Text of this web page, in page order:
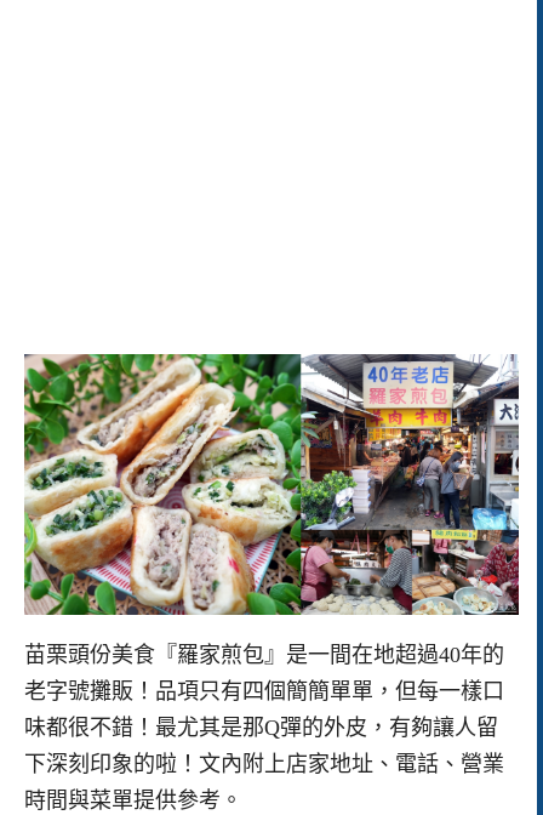
苗栗頭份美食『羅家煎包』是一間在地超過40年的
老字號攤販！品項只有四個簡簡單單，但每一樣口
味都很不錯！最尤其是那Q彈的外皮，有夠讓人留
下深刻印象的啦！文內附上店家地址、電話、營業
時間與菜單提供參考。